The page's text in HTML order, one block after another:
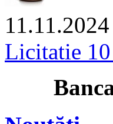
11.11.2024
Licitatie
de